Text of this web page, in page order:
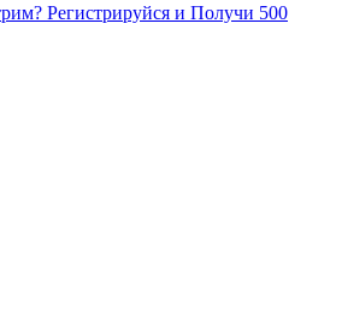
Регистрируйся и Получи 500